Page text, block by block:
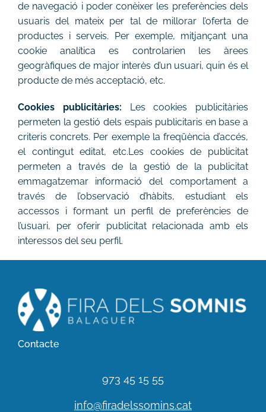
de navegació i poder conèixer les preferències dels
usuaris del mateix per tal de millorar l’oferta de
productes i serveis. Per exemple, mitjançant una
cookie analítica es controlarien les àrees
geogràfiques de major interès d’un usuari, quin és el
producte de més acceptació, etc.
Cookies publicitàries: Les cookies publicitàries
permeten la gestió dels espais publicitaris en base a
criteris concrets. Per exemple la freqüència d’accés,
el contingut editat, etc.Les cookies de publicitat
permeten a través de la gestió de la publicitat
emmagatzemar informació del comportament a
través de l’observació d’hàbits, estudiant els
accessos i formant un perfil de preferències de
l’usuari, per oferir publicitat relacionada amb els
interessos del seu perfil.
Contacte
973 45 15 55
info@firadelssomins.cat